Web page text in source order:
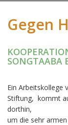
Gegen
SONGTAABA
Ein Arbeitskollege
Stiftung, kommt
dorthin,
um die sehr